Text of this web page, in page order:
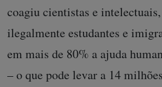
coagiu cientistas e
ilegalmente estudantes e
em mais de 80% a ajuda
– o que pode levar a 14